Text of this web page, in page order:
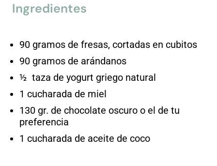
Ingredientes
90 gramos de fresas, cortadas en cubitos
90 gramos de arándanos
½ taza de yogurt griego natural
1 cucharada de miel
130 gr. de chocolate oscuro o el de tu
preferencia
1 cucharada de aceite de coco